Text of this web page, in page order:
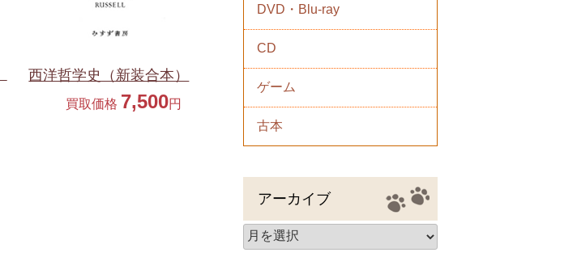
西洋哲学史（新装合本）
買取価格 7,500円
DVD・Blu-ray
CD
ゲーム
古本
アーカイブ